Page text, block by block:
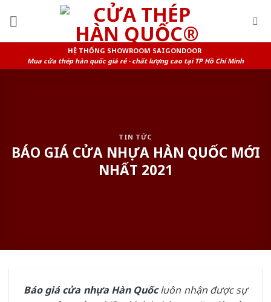
HỆ THỐNG SHOWROOM SAIGONDOOR
Mua cửa thép hàn quốc giá rẻ - chất lượng cao tại TP Hồ Chí Minh
TIN TỨC
BÁO GIÁ CỬA NHỰA HÀN QUỐC MỚI
NHẤT 2021
Báo giá cửa nhựa Hàn Quốc luôn nhận được sự